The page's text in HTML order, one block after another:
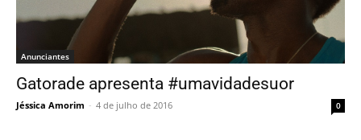
Anunciantes
Gatorade apresenta #umavidadesuor
Jéssica Amorim - 4 de julho de 2016 0